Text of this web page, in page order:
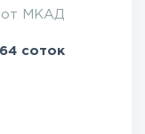
МКАД
соток